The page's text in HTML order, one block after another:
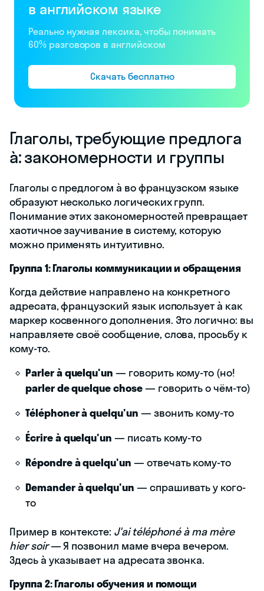
в английском языке
Реально нужная лексика, чтобы понимать
60% разговоров в английском
Скачать бесплатно
Глаголы, требующие предлога
à: закономерности и группы
Глаголы с предлогом à во французском языке
образуют несколько логических групп.
Понимание этих закономерностей превращает
хаотичное заучивание в систему, которую
можно применять интуитивно.
Группа 1: Глаголы коммуникации и обращения
Когда действие направлено на конкретного
адресата, французский язык использует à как
маркер косвенного дополнения. Это логично: вы
направляете своё сообщение, слова, просьбу к
кому-то.
Parler à quelqu'un — говорить кому-то (но!
parler de quelque chose— говорить о чём-то)
Téléphoner à quelqu'un — звонить кому-то
Écrire à quelqu'un — писать кому-то
Répondre à quelqu'un — отвечать кому-то
Demander à quelqu'un — спрашивать у кого-
то
Пример в контексте: J'ai téléphoné à ma mère
hier soir— Я позвонил маме вчера вечером.
Здесь à указывает на адресата звонка.
Группа 2: Глаголы обучения и помощи